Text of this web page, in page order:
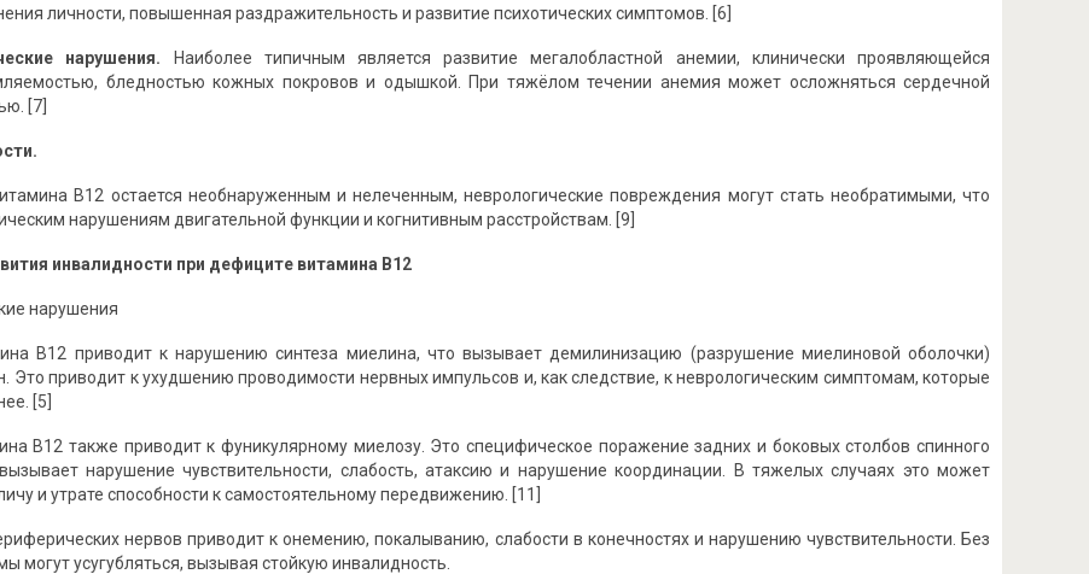
личности, повышенная раздражительность и развитие психотических симптомов. [6]
нарушения. Наиболее типичным является развитие мегалобластной анемии, клинически проявляющейся
бледностью кожных покровов и одышкой. При тяжёлом течении анемия может осложняться сердечной
[7]
B12 остается необнаруженным и нелеченным, неврологические повреждения могут стать необратимыми, что
нарушениям двигательной функции и когнитивным расстройствам. [9]
инвалидности при дефиците витамина B12
нарушения
B12 приводит к нарушению синтеза миелина, что вызывает демилинизацию (разрушение миелиновой оболочки)
Это приводит к ухудшению проводимости нервных импульсов и, как следствие, к неврологическим симптомам, которые
[5]
B12 также приводит к фуникулярному миелозу. Это специфическое поражение задних и боковых столбов спинного
нарушение чувствительности, слабость, атаксию и нарушение координации. В тяжелых случаях это может
и утрате способности к самостоятельному передвижению. [11]
нервов приводит к онемению, покалыванию, слабости в конечностях и нарушению чувствительности. Без
могут усугубляться, вызывая стойкую инвалидность.